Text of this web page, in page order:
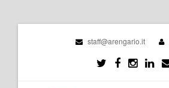
staff@arengario.it